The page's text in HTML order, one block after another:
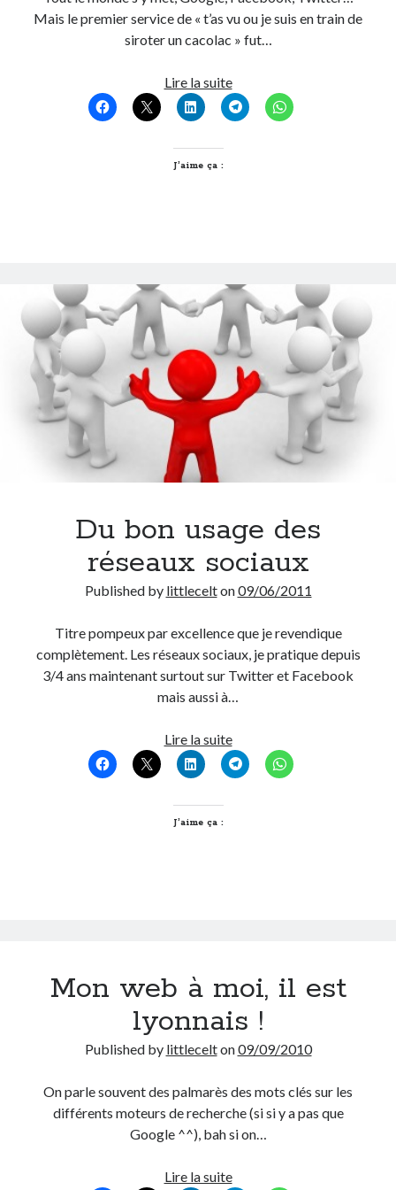
Post inutile
Mais le premier service de « t’as vu ou je suis en train de
siroter un cacolac » fut…
Lire la suiteFoursquare,
la
géolocalisation
J’aime ça :
Du bon usage des
réseaux sociaux
Published by littlecelton09/06/2011
Titre pompeux par excellence que je revendique
complètement. Les réseaux sociaux, je pratique depuis
3/4 ans maintenant surtout sur Twitter et Facebook
mais aussi à…
Lire la suiteDu
bon
usage
J’aime ça :
Mon web à moi, il est
lyonnais !
Published by littlecelton09/09/2010
On parle souvent des palmarès des mots clés sur les
différents moteurs de recherche (si si y a pas que
Google ^^), bah si on…
Lire la suiteMon